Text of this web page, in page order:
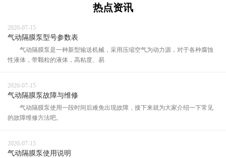
热点资讯
2020-07-15
气动隔膜泵型号参数表
气动隔膜泵是一种新型输送机械，采用压缩空气为动力源，对于各种腐蚀
性液体，带颗粒的液体，高粘度、易
2020-07-15
气动隔膜泵故障与维修
气动隔膜泵使用一段时间后难免出现故障，接下来就为大家介绍一下常见
的故障维修方法吧。
2020-07-15
气动隔膜泵使用说明